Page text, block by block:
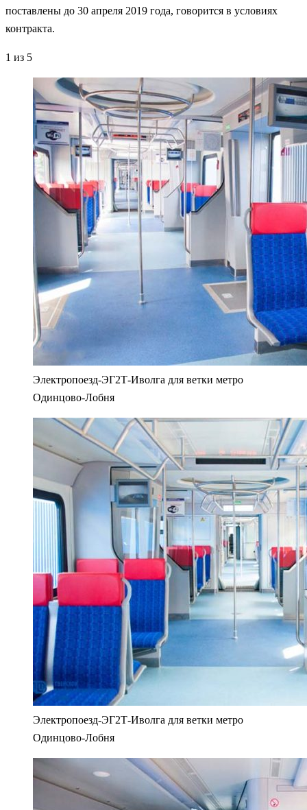
поставлены до 30 апреля 2019 года, говорится в условиях
контракта.
1 из 5
Электропоезд-ЭГ2Т-Иволга для ветки метро
Одинцово-Лобня
Электропоезд-ЭГ2Т-Иволга для ветки метро
Одинцово-Лобня